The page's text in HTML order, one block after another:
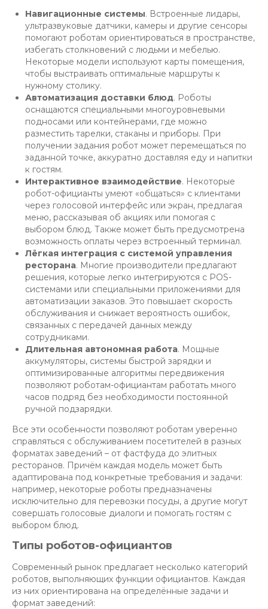
Навигационные системы. Встроенные лидары,
ультразвуковые датчики, камеры и другие сенсоры
помогают роботам ориентироваться в пространстве,
избегать столкновений с людьми и мебелью.
Некоторые модели используют карты помещения,
чтобы выстраивать оптимальные маршруты к
нужному столику.
Автоматизация доставки блюд. Роботы
оснащаются специальными многоуровневыми
подносами или контейнерами, где можно
разместить тарелки, стаканы и приборы. При
получении задания робот может перемещаться по
заданной точке, аккуратно доставляя еду и напитки
к гостям.
Интерактивное взаимодействие. Некоторые
робот-официанты умеют «общаться» с клиентами
через голосовой интерфейс или экран, предлагая
меню, рассказывая об акциях или помогая с
выбором блюд. Также может быть предусмотрена
возможность оплаты через встроенный терминал.
Лёгкая интеграция с системой управления
ресторана. Многие производители предлагают
решения, которые легко интегрируются с POS-
системами или специальными приложениями для
автоматизации заказов. Это повышает скорость
обслуживания и снижает вероятность ошибок,
связанных с передачей данных между
сотрудниками.
Длительная автономная работа. Мощные
аккумуляторы, системы быстрой зарядки и
оптимизированные алгоритмы передвижения
позволяют роботам-официантам работать много
часов подряд без необходимости постоянной
ручной подзарядки.
Все эти особенности позволяют роботам уверенно
справляться с обслуживанием посетителей в разных
форматах заведений – от фастфуда до элитных
ресторанов. Причём каждая модель может быть
адаптирована под конкретные требования и задачи:
например, некоторые роботы предназначены
исключительно для перевозки посуды, а другие могут
совершать голосовые диалоги и помогать гостям с
выбором блюд.
Типы роботов-официантов
Современный рынок предлагает несколько категорий
роботов, выполняющих функции официантов. Каждая
из них ориентирована на определённые задачи и
формат заведений: